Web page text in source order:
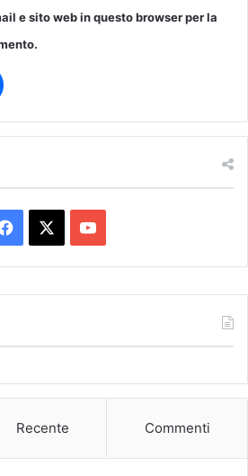
e sito web in questo browser per la
Facebook You
Tube
Recente Commenti